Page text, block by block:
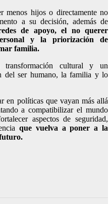
menos hijos o directamente no
a su decisión, además de
de apoyo, el no querer
y la priorización de
familia.
transformación cultural y un
del ser humano, la familia y lo
en políticas que vayan más allá
a compatibilizar el mundo
aspectos de seguridad,
que vuelva a poner a la